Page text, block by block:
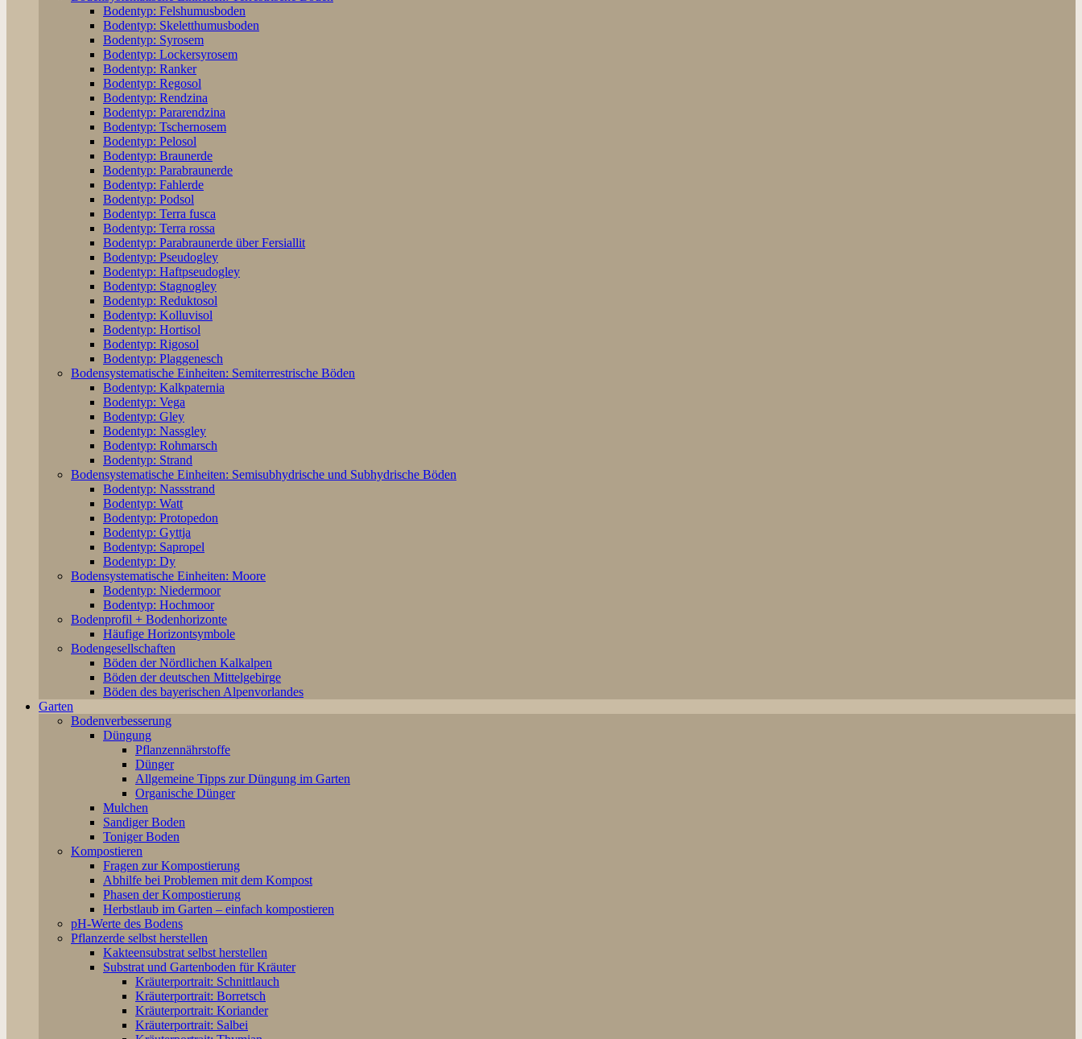
Bodentyp: Felshumusboden
Bodentyp: Skeletthumusboden
Bodentyp: Syrosem
Bodentyp: Lockersyrosem
Bodentyp: Ranker
Bodentyp: Regosol
Bodentyp: Rendzina
Bodentyp: Pararendzina
Bodentyp: Tschernosem
Bodentyp: Pelosol
Bodentyp: Braunerde
Bodentyp: Parabraunerde
Bodentyp: Fahlerde
Bodentyp: Podsol
Bodentyp: Terra fusca
Bodentyp: Terra rossa
Bodentyp: Parabraunerde über Fersiallit
Bodentyp: Pseudogley
Bodentyp: Haftpseudogley
Bodentyp: Stagnogley
Bodentyp: Reduktosol
Bodentyp: Kolluvisol
Bodentyp: Hortisol
Bodentyp: Rigosol
Bodentyp: Plaggenesch
Bodensystematische Einheiten: Semiterrestrische Böden
Bodentyp: Kalkpaternia
Bodentyp: Vega
Bodentyp: Gley
Bodentyp: Nassgley
Bodentyp: Rohmarsch
Bodentyp: Strand
Bodensystematische Einheiten: Semisubhydrische und Subhydrische Böden
Bodentyp: Nassstrand
Bodentyp: Watt
Bodentyp: Protopedon
Bodentyp: Gyttja
Bodentyp: Sapropel
Bodentyp: Dy
Bodensystematische Einheiten: Moore
Bodentyp: Niedermoor
Bodentyp: Hochmoor
Bodenprofil + Bodenhorizonte
Häufige Horizontsymbole
Bodengesellschaften
Böden der Nördlichen Kalkalpen
Böden der deutschen Mittelgebirge
Böden des bayerischen Alpenvorlandes
Garten
Bodenverbesserung
Düngung
Pflanzennährstoffe
Dünger
Allgemeine Tipps zur Düngung im Garten
Organische Dünger
Mulchen
Sandiger Boden
Toniger Boden
Kompostieren
Fragen zur Kompostierung
Abhilfe bei Problemen mit dem Kompost
Phasen der Kompostierung
Herbstlaub im Garten – einfach kompostieren
pH-Werte des Bodens
Pflanzerde selbst herstellen
Kakteensubstrat selbst herstellen
Substrat und Gartenboden für Kräuter
Kräuterportrait: Schnittlauch
Kräuterportrait: Borretsch
Kräuterportrait: Koriander
Kräuterportrait: Salbei